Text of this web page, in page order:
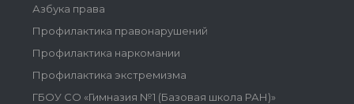
Азбука права
Профилактика правонарушений
Профилактика наркомании
Профилактика экстремизма
ГБОУ СО «Гимназия №1 (Базовая школа РАН)»